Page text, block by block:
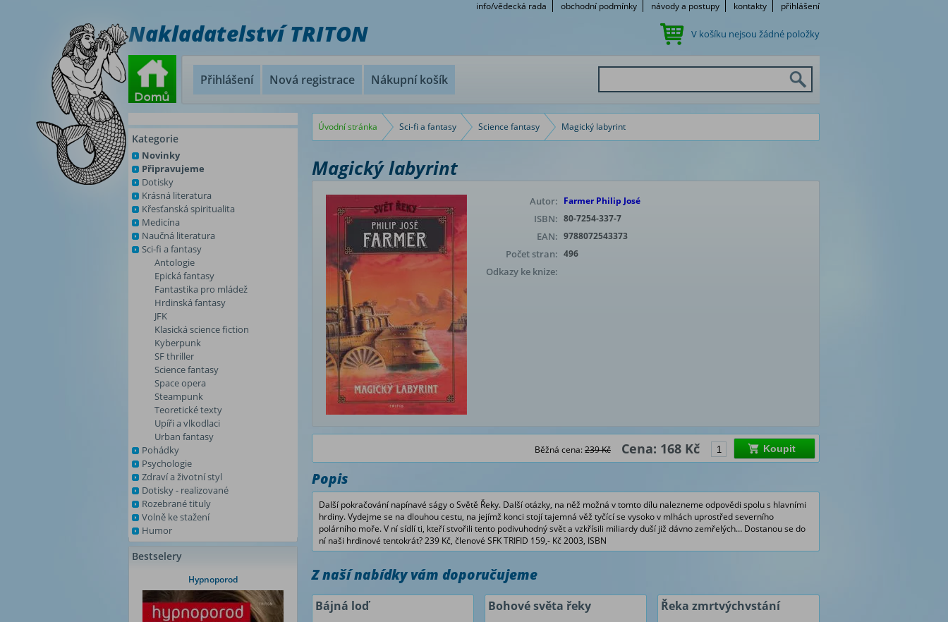
info/vědecká rada obchodní podmínky návody a postupy kontakty přihlášení
Nakladatelství TRITON V košíku nejsou žádné položky
Přihlášení Nová registrace Nákupní košík
Kategorie
Novinky
Připravujeme
Dotisky
Krásná literatura
Křesťanská spiritualita
Medicína
Naučná literatura
Sci-fi a fantasy
Antologie
Epická fantasy
Fantastika pro mládež
Hrdinská fantasy
JFK
Klasická science fiction
Kyberpunk
SF thriller
Science fantasy
Space opera
Steampunk
Teoretické texty
Upíři a vlkodlaci
Urban fantasy
Pohádky
Psychologie
Zdraví a životní styl
Dotisky - realizované
Rozebrané tituly
Volně ke stažení
Humor
Bestselery
Hypnoporod
Úvodní stránka Sci-fi a fantasy Science fantasy Magický labyrint
Magický labyrint
Autor: Farmer Philip José
ISBN: 80-7254-337-7
EAN: 9788072543373
Počet stran: 496
Odkazy ke knize:
Běžná cena:239 Kč Cena: 168 Kč Koupit
Popis
Další pokračování napínavé ságy o Světě Řeky. Další otázky, na něž možná v tomto dílu nalezneme odpovědi spolu s hlavními
hrdiny. Vydejme se na dlouhou cestu, na jejímž konci stojí tajemná věž tyčící se vysoko v mlhách uprostřed severního
polárního moře. V ní sídlí ti, kteří stvořili tento podivuhodný svět a vzkřísili miliardy duší již dávno zemřelých… Dostanou se do
ní naši hrdinové tentokrát? 239 Kč, členové SFK TRIFID 159,- Kč 2003, ISBN
Z naší nabídky vám doporučujeme
Bájná loď Bohové světa řeky Řeka zmrtvýchvstání